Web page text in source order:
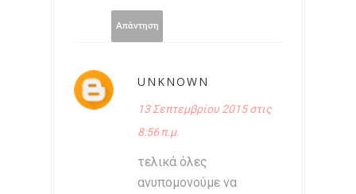
Απάντηση
UNKNOWN
13 Σεπτεμβρίου 2015 στις
8:56 π.μ.
τελικά όλες
ανυπομονούμε να